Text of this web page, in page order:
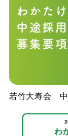
若竹大寿会 中
わ